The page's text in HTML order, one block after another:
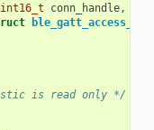
conn_handle,
is read only */